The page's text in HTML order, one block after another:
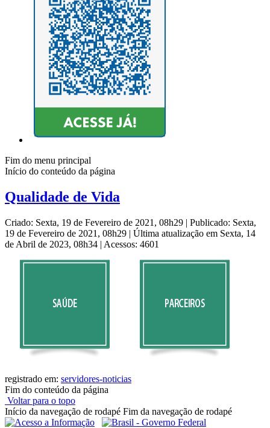
Fim do menu principal
Início do conteúdo da página
Qualidade de Vida
Criado: Sexta, 19 de Fevereiro de 2021, 08h29 | Publicado: Sexta,
19 de Fevereiro de 2021, 08h29 | Última atualização em Sexta, 14
de Abril de 2023, 08h34 | Acessos: 4601
registrado em: servidores-noticias
Fim do conteúdo da página
Voltar para o topo
Início da navegação de rodapé Fim da navegação de rodapé